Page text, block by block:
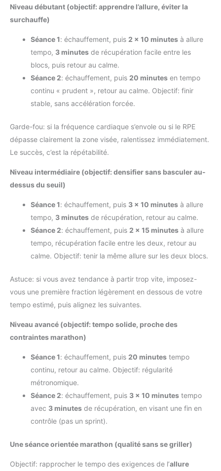
Niveau débutant (objectif: apprendre l’allure, éviter la
surchauffe)
Séance 1: échauffement, puis 2 × 10 minutes à allure
tempo, 3 minutes de récupération facile entre les
blocs, puis retour au calme.
Séance 2: échauffement, puis 20 minutes en tempo
continu « prudent », retour au calme. Objectif: finir
stable, sans accélération forcée.
Garde-fou: si la fréquence cardiaque s’envole ou si le RPE
dépasse clairement la zone visée, ralentissez immédiatement.
Le succès, c’est la répétabilité.
Niveau intermédiaire (objectif: densifier sans basculer au-
dessus du seuil)
Séance 1: échauffement, puis 3 × 10 minutes à allure
tempo, 3 minutes de récupération, retour au calme.
Séance 2: échauffement, puis 2 × 15 minutes à allure
tempo, récupération facile entre les deux, retour au
calme. Objectif: tenir la même allure sur les deux blocs.
Astuce: si vous avez tendance à partir trop vite, imposez-
vous une première fraction légèrement en dessous de votre
tempo estimé, puis alignez les suivantes.
Niveau avancé (objectif: tempo solide, proche des
contraintes marathon)
Séance 1: échauffement, puis 20 minutes tempo
continu, retour au calme. Objectif: régularité
métronomique.
Séance 2: échauffement, puis 3 × 10 minutes tempo
avec 3 minutes de récupération, en visant une fin en
contrôle (pas un sprint).
Une séance orientée marathon (qualité sans se griller)
Objectif: rapprocher le tempo des exigences de l’allure